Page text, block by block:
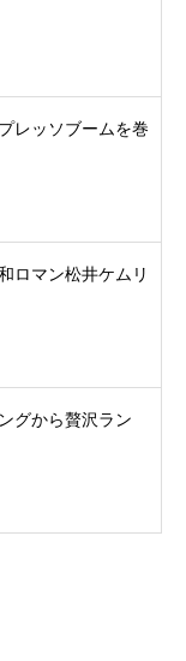
レッソブームを巻
ロマン松井ケムリ
グから贅沢ラン